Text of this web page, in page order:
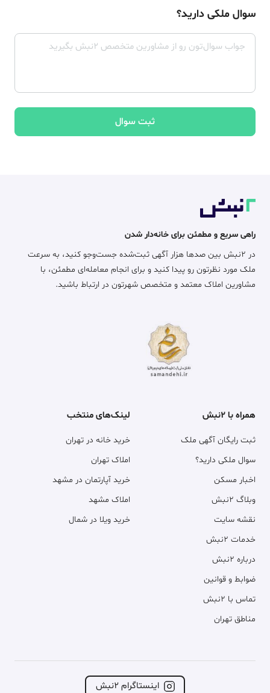
سوال ملکی دارید؟
ثبت سوال
راهی سریع و مطمئن برای خانه‌دار شدن
در ۲نبش بین صدها هزار آگهی ثبت‌شده جست‌وجو کنید، به سرعت
ملک مورد نظرتون رو پیدا کنید و برای انجام معامله‌ای مطمئن، با
مشاورین املاک معتمد و متخصص شهرتون در ارتباط باشید.
همراه با ۲نبش
ثبت رایگان آگهی ملک
سوال ملکی دارید؟
اخبار مسکن
وبلاگ ۲نبش
نقشه سایت
خدمات ۲نبش
درباره ۲نبش
ضوابط و قوانین
تماس با ۲نبش
مناطق تهران
لینک‌های منتخب
خرید خانه در تهران
املاک تهران
خرید آپارتمان در مشهد
املاک مشهد
خرید ویلا در شمال
اینستاگرام ۲نبش